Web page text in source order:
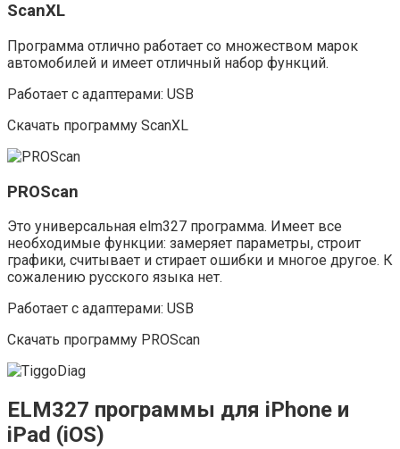
ScanXL
Программа отлично работает со множеством марок
автомобилей и имеет отличный набор функций.
Работает с адаптерами: USB
Скачать программу ScanXL
PROScan
Это универсальная elm327 программа. Имеет все
необходимые функции: замеряет параметры, строит
графики, считывает и стирает ошибки и многое другое. К
сожалению русского языка нет.
Работает с адаптерами: USB
Скачать программу PROScan
ELM327 программы для iPhone и
iPad (iOS)